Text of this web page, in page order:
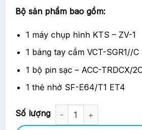
Bộ sản phẩm bao gồm:
1 máy chụp hình KTS – ZV-1
1 báng tay cầm VCT-SGR1//C
1 bộ pin sạc – ACC-TRDCX/
1 thẻ nhớ SF-E64/T1 ET4
Máy Ảnh Sony ZV-1 Starter Kit -